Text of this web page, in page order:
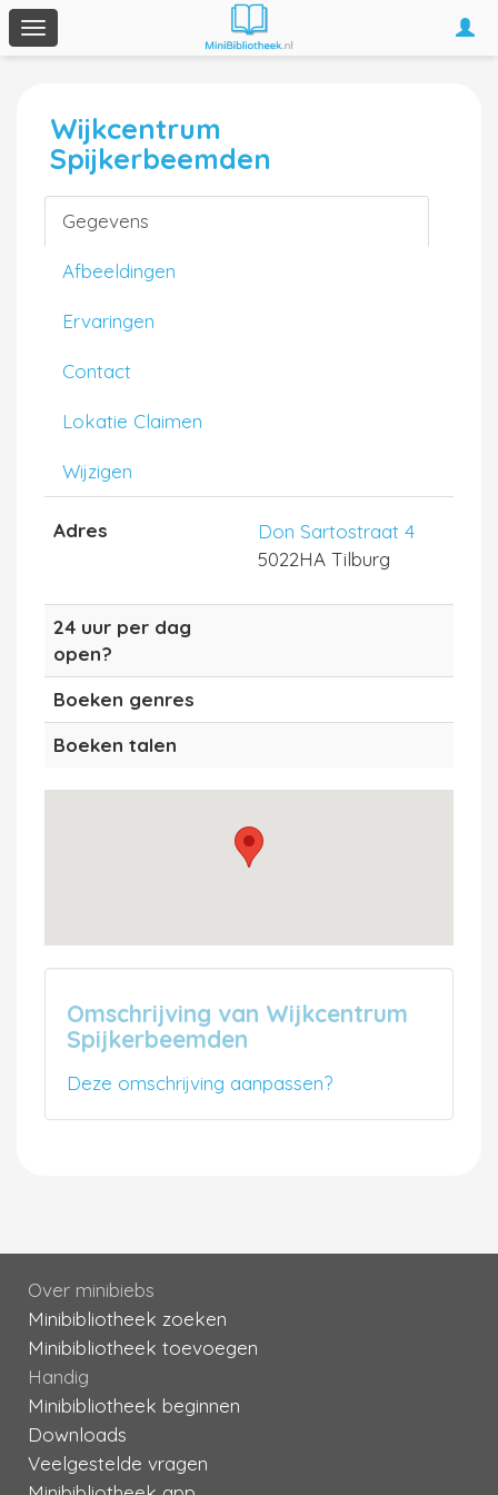
Toggle
navigation
Wijkcentrum
Spijkerbeemden
Gegevens
Afbeeldingen
Ervaringen
Contact
Lokatie Claimen
Wijzigen
Adres
Don Sartostraat 4
5022HA Tilburg
24 uur per dag
open?
Boeken genres
Boeken talen
Omschrijving van Wijkcentrum
Spijkerbeemden
Deze omschrijving aanpassen?
Over minibiebs
Minibibliotheek zoeken
Minibibliotheek toevoegen
Handig
Minibibliotheek beginnen
Downloads
Veelgestelde vragen